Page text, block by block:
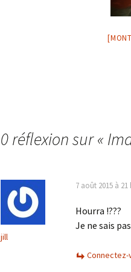
0 réflexion sur «
jill
7 août 2015 à 21
Hourra !???
Je ne sais